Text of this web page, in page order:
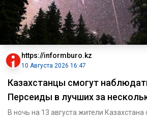
https://informburo.kz
10 Августа 2026 16:47
Казахстанцы смогут
Персеиды в лучших за
В ночь на 13 августа жители